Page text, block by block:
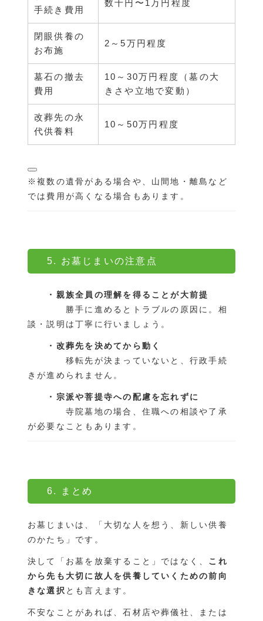
手続き費用
数千円〜1万円程度
閉眼供養の
お布施
2～5万円程度
墓石の撤去
費用
10～30万円程度（墓の大
きさや立地で変動）
改葬先の永
代供養料
10～50万円程度
※複数の遺骨がある場合や、山間地・離島など
では費用が高くなる場合もあります。
5. お墓じまいの注意点
・親族全員の理解を得ることが大前提
勝手に進めるとトラブルの原因に。相
談・説明は丁寧に行いましょう。
・改葬先を決めてから動く
移転先が決まっていないと、行政手続
きが進められません。
・宗派や菩提寺への配慮を忘れずに
寺院墓地の場合、住職への相談や了承
が必要なこともあります。
6. まとめ
お墓じまいは、「大切な人を想う、新しい供養
のかたち」です。
決して「お墓を放棄すること」ではなく、 これ
から先も大切に故人を供養していくための前向
きな選択 とも言えます。
不安なことがあれば、石材店や葬儀社、または